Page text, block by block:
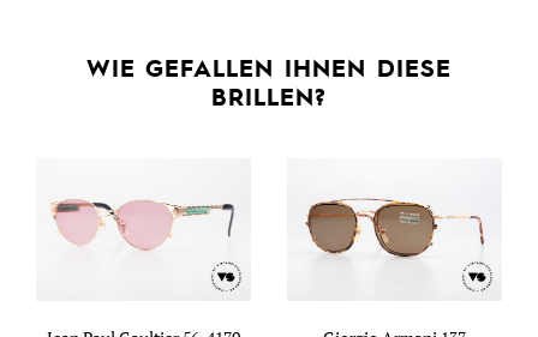
WIE GEFALLEN IHNEN DIESE
BRILLEN?